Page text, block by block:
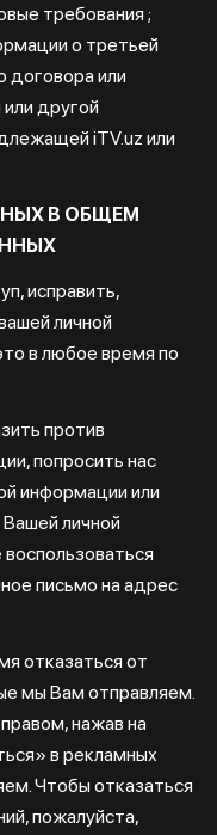
требования ;
о третьей
договора или
другой
iTV.uz или
В ОБЩЕМ
исправить,
личной
в любое время по
против
попросить нас
информации или
личной
письмо на адрес
отказаться от
мы Вам отправляем.
нажав на
в рекламных
Чтобы отказаться
пожалуйста,